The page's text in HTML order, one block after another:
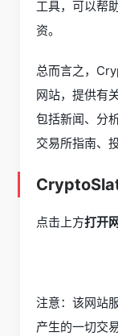
工具，可以帮
资。
总而言之，
网站，提供有
包括新闻、分
交易所指南、
点击上方打开
注意：该网站
产生的一切交